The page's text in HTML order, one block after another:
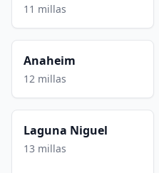
11 millas
Anaheim
12 millas
Laguna Niguel
13 millas